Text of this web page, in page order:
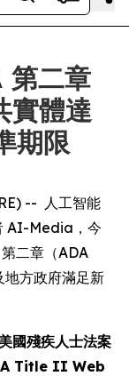
二章
實體達
期限
-- 人工智能
AI-Media，今
二章（ADA
方政府滿足新
美國殘疾人士法案
Title II Web